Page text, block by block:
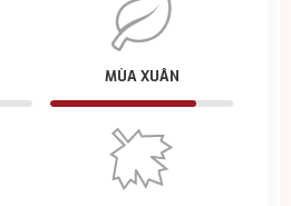
MÙA XUÂN